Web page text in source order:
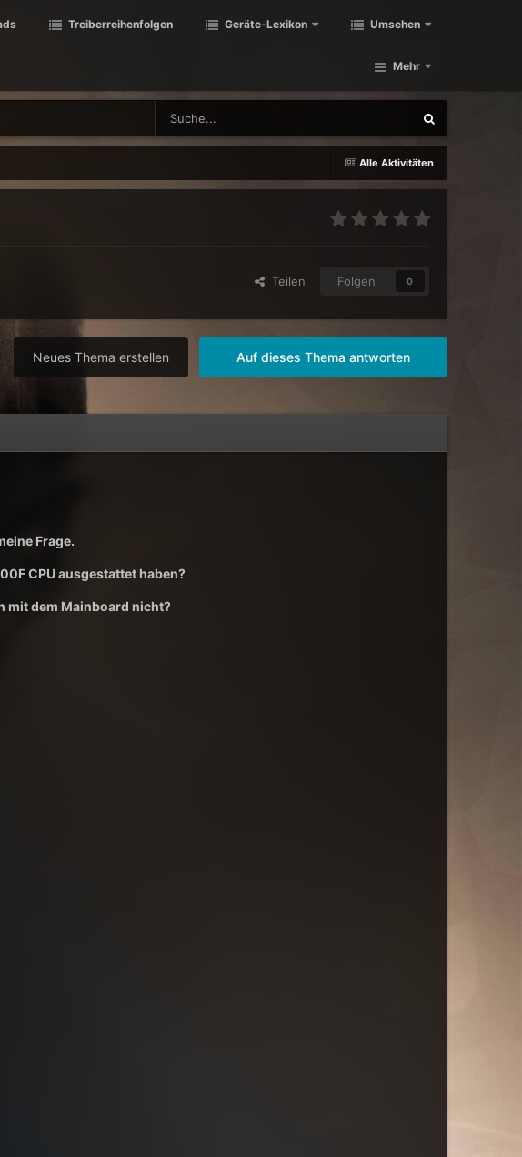
Treiberreihenfolgen Geräte-Lexikon Umsehen
Mehr
Alle Aktivitäten
Teilen Folgen 0
Auf dieses Thema antworten
Neues Thema erstellen
Frage.
CPU ausgestattet haben?
mit dem Mainboard nicht?